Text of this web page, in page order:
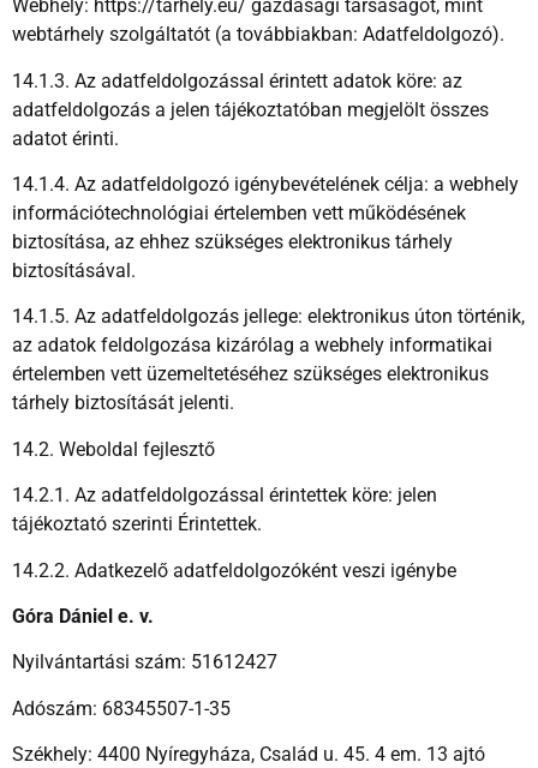
Webhely: https://tarhely.eu/ gazdasági társaságot, mint
webtárhely szolgáltatót (a továbbiakban: Adatfeldolgozó).
14.1.3. Az adatfeldolgozással érintett adatok köre: az
adatfeldolgozás a jelen tájékoztatóban megjelölt összes
adatot érinti.
14.1.4. Az adatfeldolgozó igénybevételének célja: a webhely
információtechnológiai értelemben vett működésének
biztosítása, az ehhez szükséges elektronikus tárhely
biztosításával.
14.1.5. Az adatfeldolgozás jellege: elektronikus úton történik,
az adatok feldolgozása kizárólag a webhely informatikai
értelemben vett üzemeltetéséhez szükséges elektronikus
tárhely biztosítását jelenti.
14.2. Weboldal fejlesztő
14.2.1. Az adatfeldolgozással érintettek köre: jelen
tájékoztató szerinti Érintettek.
14.2.2. Adatkezelő adatfeldolgozóként veszi igénybe
Góra Dániel e. v.
Nyilvántartási szám: 51612427
Adószám: 68345507-1-35
Székhely: 4400 Nyíregyháza, Család u. 45. 4 em. 13 ajtó